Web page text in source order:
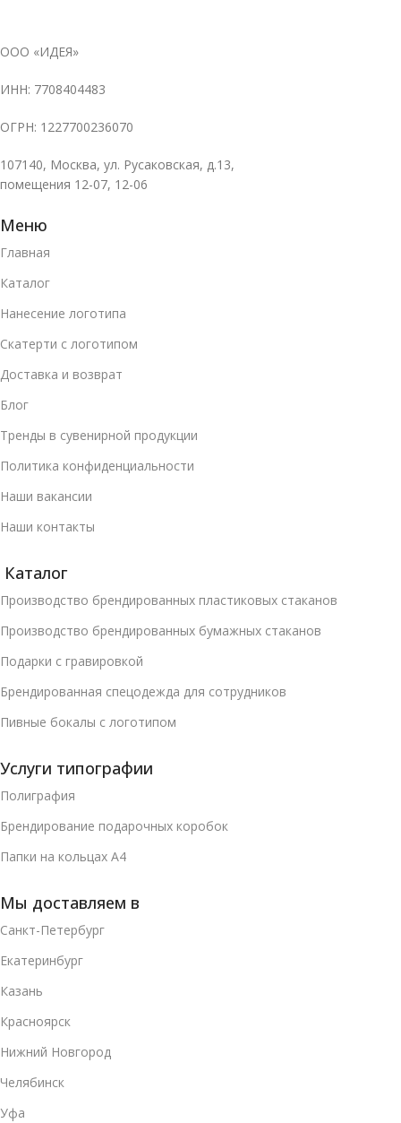
ООО «ИДЕЯ»
ИНН: 7708404483
ОГРН: 1227700236070
107140, Москва, ул. Русаковская, д.13,
помещения 12-07, 12-06
Меню
Главная
Каталог
Нанесение логотипа
Скатерти с логотипом
Доставка и возврат
Блог
Тренды в сувенирной продукции
Политика конфиденциальности
Наши вакансии
Наши контакты
Каталог
Производство брендированных пластиковых стаканов
Производство брендированных бумажных стаканов
Подарки с гравировкой
Брендированная спецодежда для сотрудников
Пивные бокалы с логотипом
Услуги типографии
Полиграфия
Брендирование подарочных коробок
Папки на кольцах А4
Мы доставляем в
Санкт-Петербург
Екатеринбург
Казань
Красноярск
Нижний Новгород
Челябинск
Уфа